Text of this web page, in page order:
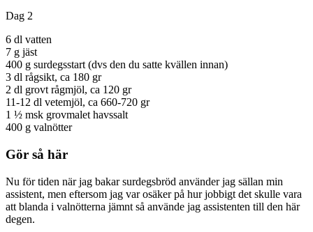
Dag 2
6 dl vatten
7 g jäst
400 g surdegsstart (dvs den du satte kvällen innan)
3 dl rågsikt, ca 180 gr
2 dl grovt rågmjöl, ca 120 gr
11-12 dl vetemjöl, ca 660-720 gr
1 ½ msk grovmalet havssalt
400 g valnötter
Gör så här
Nu för tiden när jag bakar surdegsbröd använder jag sällan min
assistent, men eftersom jag var osäker på hur jobbigt det skulle vara
att blanda i valnötterna jämnt så använde jag assistenten till den här
degen.